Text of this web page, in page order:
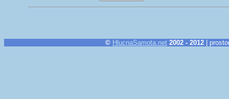
© HlucnaSamota.net 2002 - 2012 |